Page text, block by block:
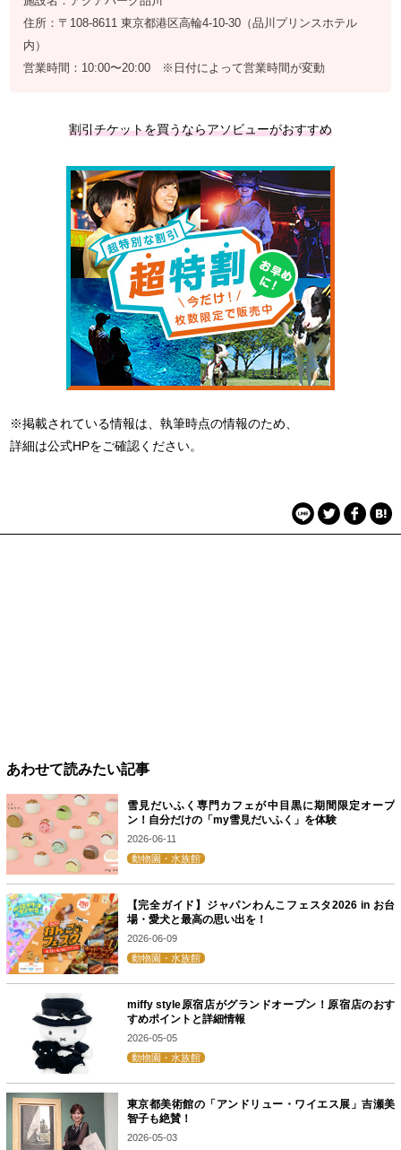
住所：〒108-8611 東京都港区高輪4-10-30（品川プリンスホテル
内）
営業時間：10:00〜20:00 ※日付によって営業時間が変動
割引チケットを買うならアソビューがおすすめ
※掲載されている情報は、執筆時点の情報のため、
詳細は公式HPをご確認ください。
あわせて読みたい記事
雪見だいふく専門カフェが中目黒に期間限定オープ
ン！自分だけの「my雪見だいふく」を体験
2026-06-11
動物園・水族館
【完全ガイド】ジャパンわんこフェスタ2026 in お台
場・愛犬と最高の思い出を！
2026-06-09
動物園・水族館
miffy style原宿店がグランドオープン！原宿店のおす
すめポイントと詳細情報
2026-05-05
動物園・水族館
東京都美術館の「アンドリュー・ワイエス展」吉瀬美
智子も絶賛！
2026-05-03